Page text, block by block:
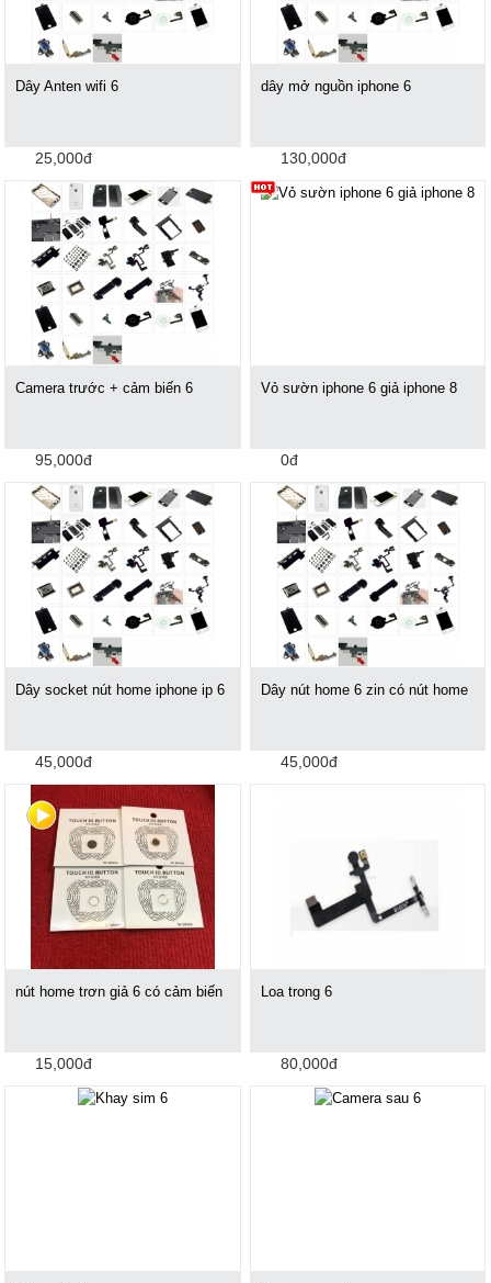
Dây Anten wifi 6
25,000đ
dây mở nguồn iphone 6
130,000đ
Camera trước + cảm biến 6
95,000đ
Vỏ sườn iphone 6 giả iphone 8
0đ
Dây socket nút home iphone ip 6
45,000đ
Dây nút home 6 zin có nút home
45,000đ
nút home trơn giả 6 có cảm biến
15,000đ
Loa trong 6
80,000đ